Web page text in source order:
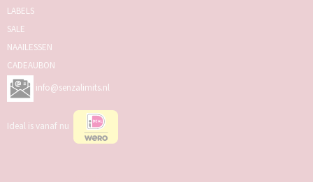
LABELS
SALE
NAAILESSEN
CADEAUBON
info@senzalimits.nl
Ideal is vanaf nu